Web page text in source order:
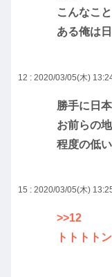
こんなこ
ある俺は
12 : 2020/03/05(木)
勝手に日
お前らの
程度の低
15 : 2020/03/05(木)
>>12
トトトト